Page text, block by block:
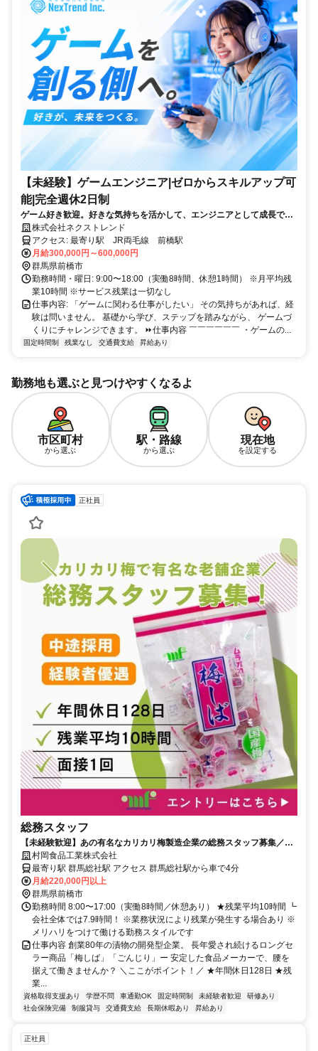
【未経験】ゲームエンジニア|ゼロからスキルアップ可
能|完全週休2日制
ゲーム好き歓迎。好きな気持ちを活かして、エンジニアとして成長でき
る環境です。
株式会社ネクストレンド
アクセス: 最寄り駅 JR両毛線 前橋駅
月給300,000円～600,000円
群馬県前橋市
勤務時間・曜日: 9:00〜18:00（実働8時間、休憩1時間） ※月平均残
業10時間 ※サービス残業は一切なし
仕事内容: 「ゲームに関わる仕事がしたい」 その気持ちがあれば、経
験は問いません。 基礎から学び、ステップを踏みながら、 ゲームづ
くりにチャレンジできます。 ⏩仕事内容 ￣￣￣￣￣￣ ・ゲームの...
固定時間制 残業なし 交通費支給 昇給あり
勤務地も選ぶと見つけやすくなるよ
市区町村
から選ぶ
駅・路線
から選ぶ
現在地
を設定する
正社員
総務スタッフ
【未経験歓迎】あの有名なカリカリ梅製造企業の総務スタッフ募集／残
業平均10時間／年間休日128日
村岡食品工業株式会社
最寄り駅 群馬総社駅 アクセス 群馬総社駅から車で4分
月給220,000円以上
群馬県前橋市
勤務時間 8:00〜17:00（実働8時間／休憩あり） ★残業平均10時間 ┗
会社全体では7.9時間！ ※業務状況により残業が発生する場合あり ※
メリハリをつけて働ける勤務スタイルです
仕事内容 創業80年の漬物の開発型企業。 長年愛され続けるロングセ
ラー商品「梅しば」「ごんじり」ー 安定した食品メーカーで、腰を
据えて働きませんか？ ＼ここがポイント！／ ★年間休日128日 ★残
業...
資格取得支援あり 学歴不問 車通勤OK 固定時間制 未経験者歓迎
研修あり
社会保険完備
制服貸与 交通費支給 長期休暇あり 昇給あり
正社員